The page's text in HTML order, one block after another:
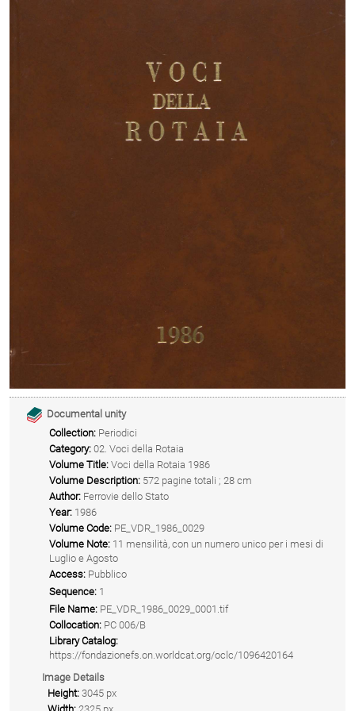
Documental unity
Collection: Periodici
Category: 02. Voci della Rotaia
Volume Title: Voci della Rotaia 1986
Volume Description: 572 pagine totali ; 28 cm
Author: Ferrovie dello Stato
Year: 1986
Volume Code: PE_VDR_1986_0029
Volume Note: 11 mensilità, con un numero unico per i mesi di
Luglio e Agosto
Access: Pubblico
Sequence: 1
File Name: PE_VDR_1986_0029_0001.tif
Collocation: PC 006/B
Library Catalog:
https://fondazionefs.on.worldcat.org/oclc/1096420164
Image Details
Height: 3045 px